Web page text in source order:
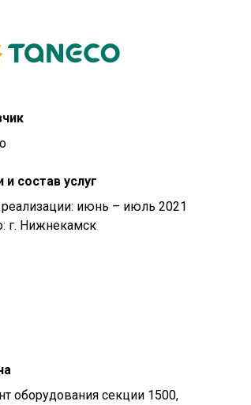
и состав услуг
июнь – июль 2021
г. Нижнекамск
оборудования секции 1500,